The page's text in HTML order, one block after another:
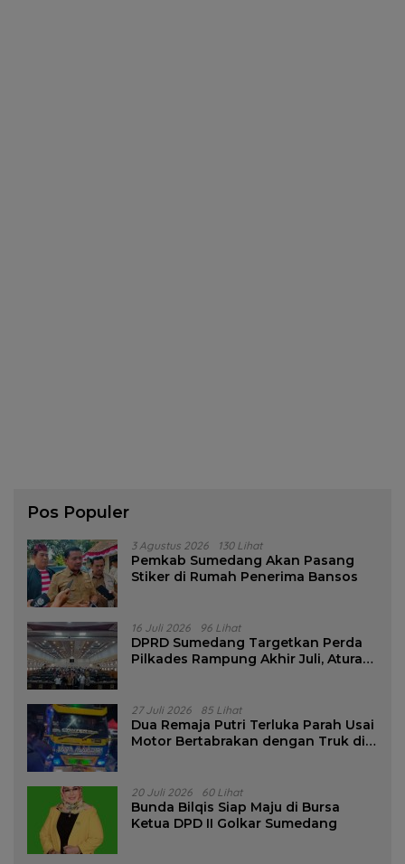
Pos Populer
3 Agustus 2026 130 Lihat
Pemkab Sumedang Akan Pasang
Stiker di Rumah Penerima Bansos
16 Juli 2026 96 Lihat
DPRD Sumedang Targetkan Perda
Pilkades Rampung Akhir Juli, Aturan
27 Juli 2026 85 Lihat
Dua Remaja Putri Terluka Parah Usai
Motor Bertabrakan dengan Truk di
20 Juli 2026 60 Lihat
Bunda Bilqis Siap Maju di Bursa
Ketua DPD II Golkar Sumedang